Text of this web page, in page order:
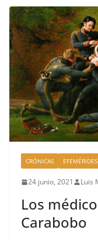
b
o
o
k
s
CRÓNICAS EFEMÉRIDES
24 junio, 2021 Luis
Los
Carabobo